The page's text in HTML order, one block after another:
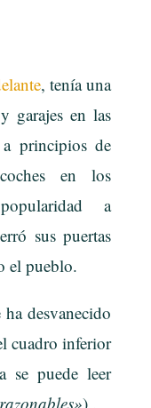
, tenía una
garajes en las
principios de
en los
a
sus puertas
el pueblo.
desvanecido
cuadro inferior
se puede leer
) .